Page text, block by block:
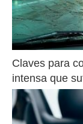
Claves para
intensa que